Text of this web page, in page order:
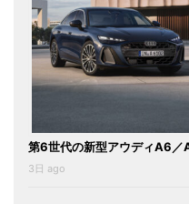
第6世代の新型アウディA6／
3日 ago